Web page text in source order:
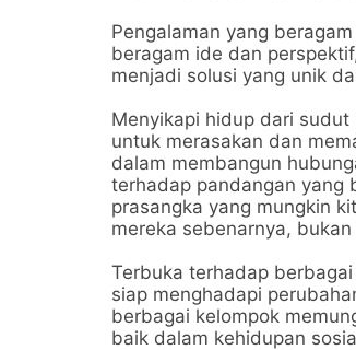
Pengalaman yang
beragam ide dan
menjadi solusi yang unik
Menyikapi hidup dari
untuk merasakan dan
dalam membangun
terhadap pandangan yang
prasangka yang mungkin
mereka sebenarnya,
Terbuka terhadap
siap menghadapi
berbagai kelompok
baik dalam kehidupan